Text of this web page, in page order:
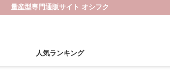
量産型専門通販サイト オシフク
人気ランキング